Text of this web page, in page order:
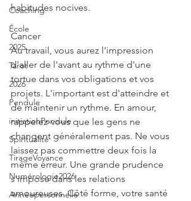
Coaching
École
2025
Tarot
2026
Pendule
initiationPendule
Spiritualité
TirageVoyance
Numérologie2026
Annéepersonnelle
habitudes nocives.
Cancer
Au travail, vous aurez l'impression
d'aller de l'avant au rythme d'une
tortue dans vos obligations et vos
projets. L'important est d'atteindre et
de maintenir un rythme. En amour,
rappelez-vous que les gens ne
changent généralement pas. Ne vous
laissez pas commettre deux fois la
même erreur. Une grande prudence
s'impose dans les relations
amoureuses. Côté forme, votre santé